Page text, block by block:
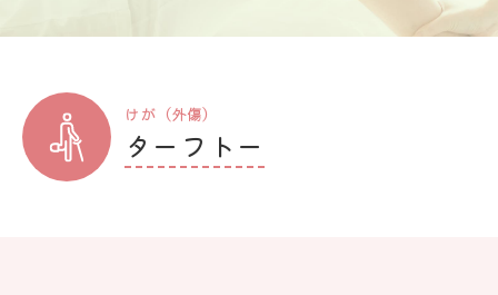
けが（外傷）
ターフトー